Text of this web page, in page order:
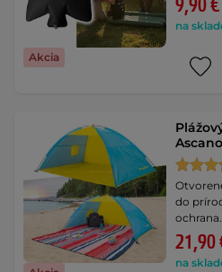
Akcia
9,90 €
na
do
ochrana.
21,90
na